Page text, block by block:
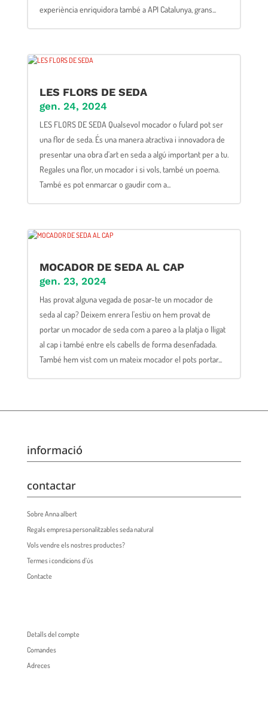
experiència enriquidora també a API Catalunya, grans...
LES FLORS DE SEDA
gen. 24, 2024
LES FLORS DE SEDA Qualsevol mocador o fulard pot ser
una flor de seda. És una manera atractiva i innovadora de
presentar una obra d'art en seda a algú important per a tu.
Regales una flor, un mocador i si vols, també un poema.
També es pot enmarcar o gaudir com a...
MOCADOR DE SEDA AL CAP
gen. 23, 2024
Has provat alguna vegada de posar-te un mocador de
seda al cap? Deixem enrera l'estiu on hem provat de
portar un mocador de seda com a pareo a la platja o lligat
al cap i també entre els cabells de forma desenfadada.
També hem vist com un mateix mocador el pots portar...
informació
contactar
Sobre Anna albert
Regals empresa personalitzables seda natural
Vols vendre els nostres productes?
Termes i condicions d’ús
Contacte
Detalls del compte
Comandes
Adreces